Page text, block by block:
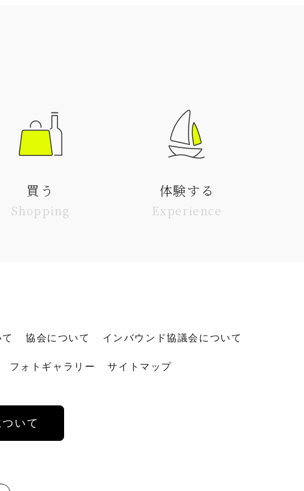
買う
Shopping
体験する
Experience
協会について インバウンド協議会について
フォトギャラリー サイトマップ
いて